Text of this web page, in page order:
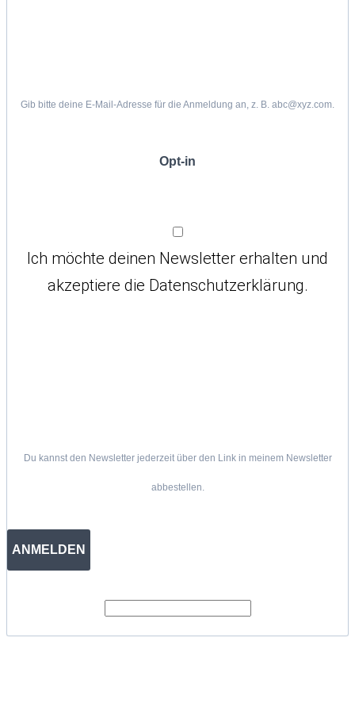
Gib bitte deine E-Mail-Adresse für die Anmeldung an, z. B. abc@xyz.com.
Opt-in
Ich möchte deinen Newsletter erhalten und
akzeptiere die Datenschutzerklärung.
Du kannst den Newsletter jederzeit über den Link in meinem Newsletter
abbestellen.
ANMELDEN